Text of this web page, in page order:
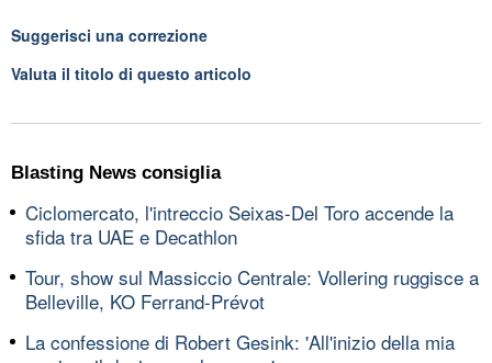
Suggerisci una correzione
Valuta il titolo di questo articolo
Blasting News consiglia
Ciclomercato, l'intreccio Seixas-Del Toro accende la
sfida tra UAE e Decathlon
Tour, show sul Massiccio Centrale: Vollering ruggisce a
Belleville, KO Ferrand-Prévot
La confessione di Robert Gesink: 'All'inizio della mia